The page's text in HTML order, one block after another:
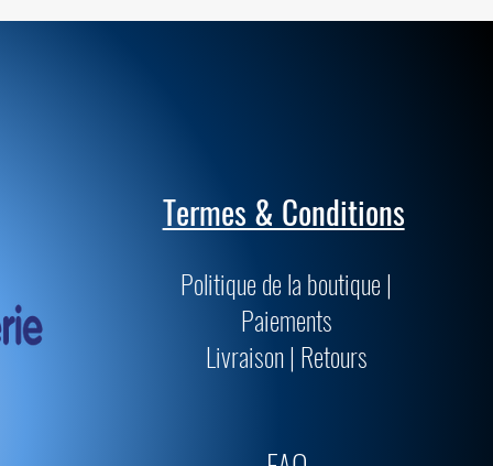
Termes & Conditions
Politique de la boutique |
Paiements
Livraison | Retours